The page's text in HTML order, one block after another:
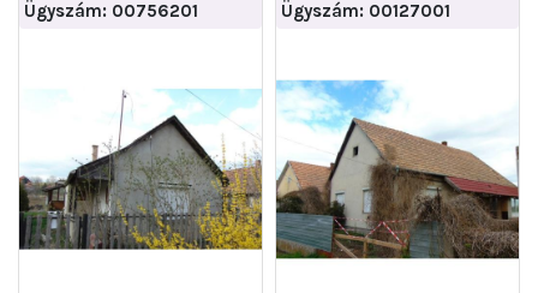
Ügyszám: 00756201 Ügyszám: 00127001